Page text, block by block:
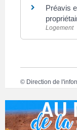
Préavis
Logement
© Direction de